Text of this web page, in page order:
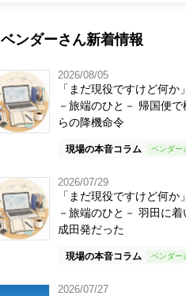
ベンダーさん新着情報
2026/08/05
「まだ現役ですけど何か
－旅端のひと－ 帰国便
らの降機命令
現場の本音コラム
2026/07/29
「まだ現役ですけど何か
－旅端のひと－ 羽田に着
成田発だった
現場の本音コラム
2026/07/27